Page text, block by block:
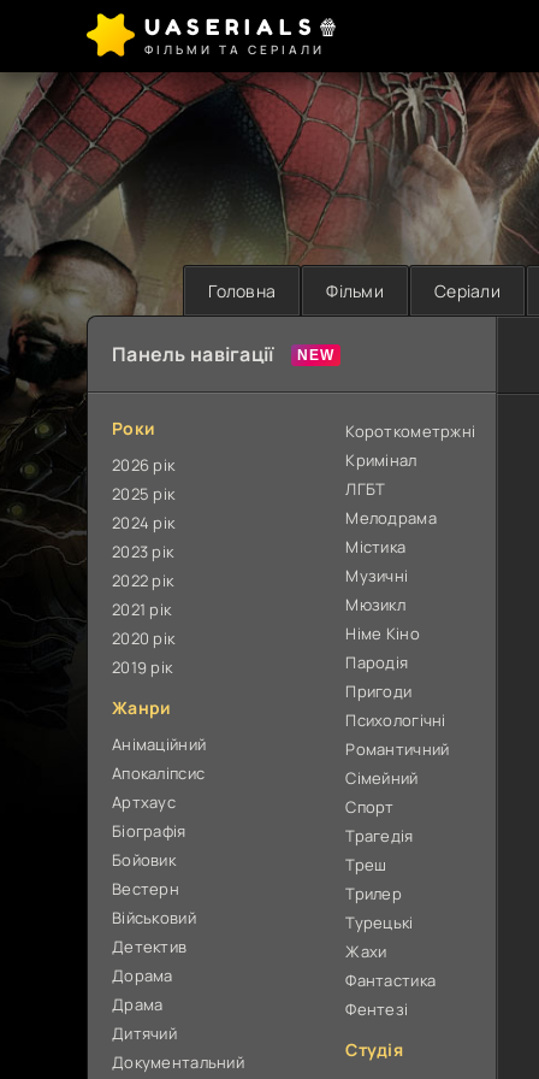
UASERIALS🍿
ФІЛЬМИ ТА СЕРІАЛИ
Головна Фільми Серіали
Панель навігації
Роки
2026 рік
2025 рік
2024 рік
2023 рік
2022 рік
2021 рік
2020 рік
2019 рік
Жанри
Анімаційний
Апокаліпсис
Артхаус
Біографія
Бойовик
Вестерн
Військовий
Детектив
Дорама
Драма
Дитячий
Документальний
Короткометржні
Кримінал
ЛГБТ
Мелодрама
Містика
Музичні
Мюзикл
Німе Кіно
Пародія
Пригоди
Психологічні
Романтичний
Сімейний
Спорт
Трагедія
Треш
Трилер
Турецькі
Жахи
Фантастика
Фентезі
Студія